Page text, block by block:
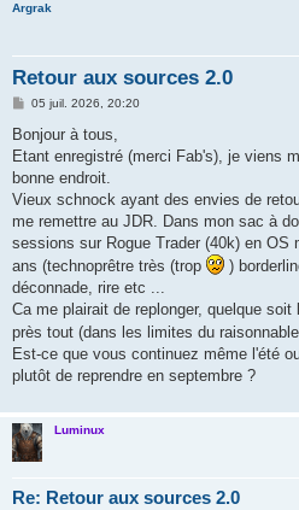
Argrak
Retour aux sources 2.0
M
s
a
g
05 juil. 2026, 20:20
Bonjour à tous,
Etant enregistré (merci Fab's), je viens
bonne endroit.
Vieux schnock ayant des envies de
me remettre au JDR. Dans mon sac à
sessions sur Rogue Trader (40k) en OS
ans (technoprêtre très (trop
)
déconnade, rire etc ...
Ca me plairait de replonger, quelque
près tout (dans les limites du
Est-ce que vous continuez même l'été
plutôt de reprendre en septembre ?
Luminux
Re: Retour aux sources 2.0